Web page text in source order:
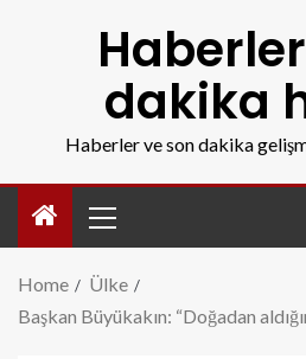
dakika
Haberler ve son dakika
Home
Ülke
Başkan Büyükakın: “Doğadan